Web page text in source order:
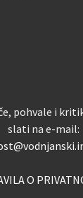
pohvale i
slati na e-mail:
O